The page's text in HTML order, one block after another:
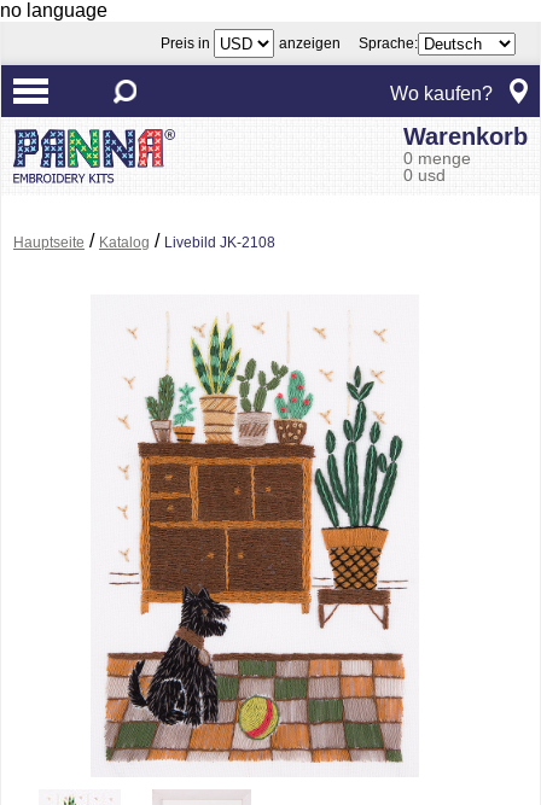
no language
Preis in anzeigen Sprache:
Wo kaufen?
Warenkorb
0 menge
0 usd
Hauptseite / Katalog / Livebild JK-2108